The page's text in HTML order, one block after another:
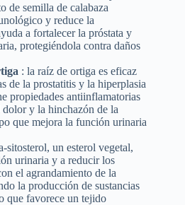
de semilla de calabaza
y reduce la
a fortalecer la próstata y
protegiéndola contra daños
: la raíz de ortiga es eficaz
de la prostatitis y la hiperplasia
propiedades antiinflamatorias
y la hinchazón de la
que mejora la función urinaria
sitosterol, un esterol vegetal,
urinaria y a reducir los
el agrandamiento de la
la producción de sustancias
que favorece un tejido